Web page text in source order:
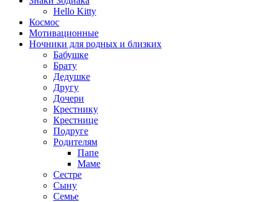
Hello Kitty
Космос
Мотивационные
Ночники для родных и близких
Бабушке
Брату
Дедушке
Другу
Дочери
Крестнику
Крестнице
Подруге
Родителям
Папе
Маме
Сестре
Сыну
Семье